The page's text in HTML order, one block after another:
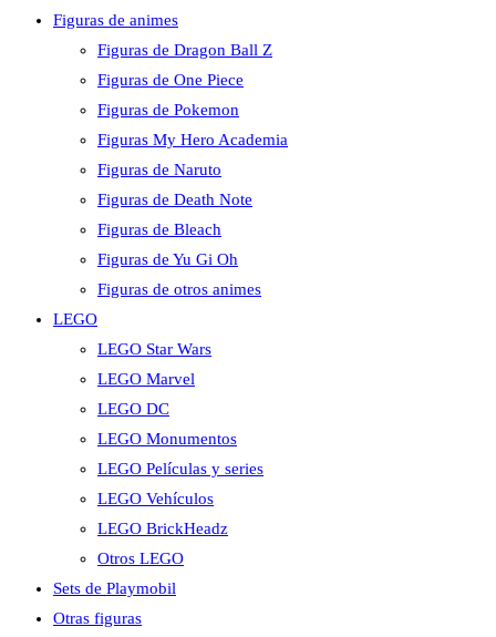
Figuras de animes
Figuras de Dragon Ball Z
Figuras de One Piece
Figuras de Pokemon
Figuras My Hero Academia
Figuras de Naruto
Figuras de Death Note
Figuras de Bleach
Figuras de Yu Gi Oh
Figuras de otros animes
LEGO
LEGO Star Wars
LEGO Marvel
LEGO DC
LEGO Monumentos
LEGO Películas y series
LEGO Vehículos
LEGO BrickHeadz
Otros LEGO
Sets de Playmobil
Otras figuras